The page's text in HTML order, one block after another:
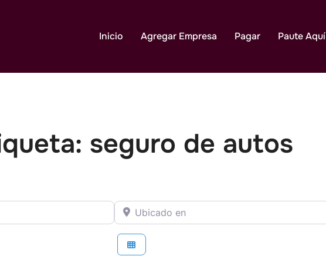
Inicio Agregar Empresa Pagar Paute Aquí
seguro de autos